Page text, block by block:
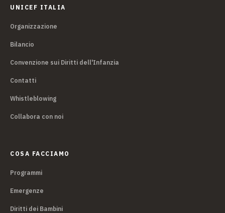
UNICEF ITALIA
Organizzazione
Bilancio
Convenzione sui Diritti dell'Infanzia
Contatti
Whistleblowing
Collabora con noi
COSA FACCIAMO
Programmi
Emergenze
Diritti dei Bambini